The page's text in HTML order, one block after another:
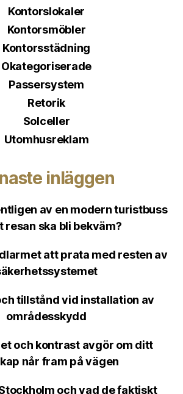
Kontorslokaler
Kontorsmöbler
Kontorsstädning
Okategoriserade
Passersystem
Retorik
Solceller
Utomhusreklam
inläggen
av en modern turistbuss
resan ska bli bekväm?
att prata med resten av
tillstånd vid installation av
områdesskydd
och kontrast avgör om ditt
når fram på vägen
och vad de faktiskt